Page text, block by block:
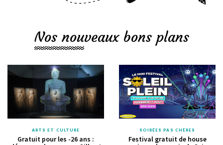
Nos nouveaux bons plans
ARTS ET CULTURE
Gratuit pour les -26 ans :
SOIRÉES PAS CHÈRES
Festival gratuit de house